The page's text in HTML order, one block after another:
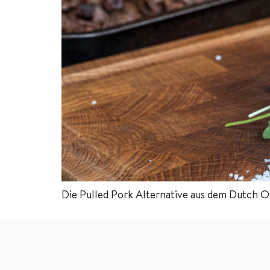
Die Pulled Pork Alternative aus dem Dutch